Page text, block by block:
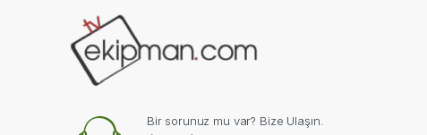
Bir sorunuz mu var? Bize Ulaşın.